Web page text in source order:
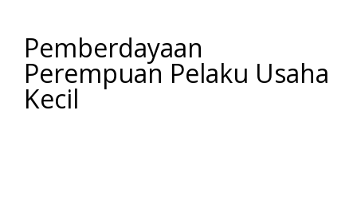
Pemberdayaan
Perempuan Pelaku Usaha
Kecil